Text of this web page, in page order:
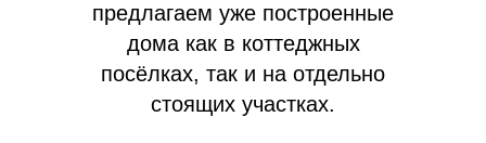
предлагаем уже построенные
дома как в коттеджных
посёлках, так и на отдельно
стоящих участках.